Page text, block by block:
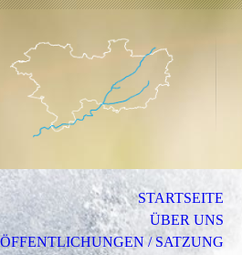
STARTSEITE
ÜBER UNS
/ SATZUNG